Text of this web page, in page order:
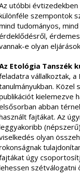
utóbbi
szempontok
tudományos,
e olyan
Etológia Tanszék
vállalkoztak,
Közel
kielemezve
abban
fajtákat. Az
olyan
úgy
szétválogatni